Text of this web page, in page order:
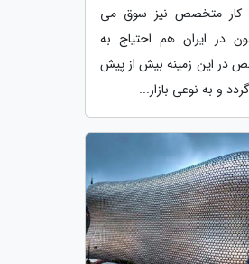
کار متخصص نیز سوق می
در ایران هم احتیاج به
در این زمینه بیش از پیش
و به نوعی بازار...